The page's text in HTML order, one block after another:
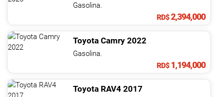
NOTICIAS
Gasolina.
RD$2,394,000
Toyota Camry 2022
Gasolina.
RD$ 1,194,000
Toyota RAV4 2017